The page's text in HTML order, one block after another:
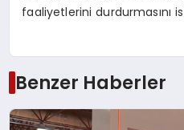
faaliyetlerini durdurmasını
Benzer Haberler